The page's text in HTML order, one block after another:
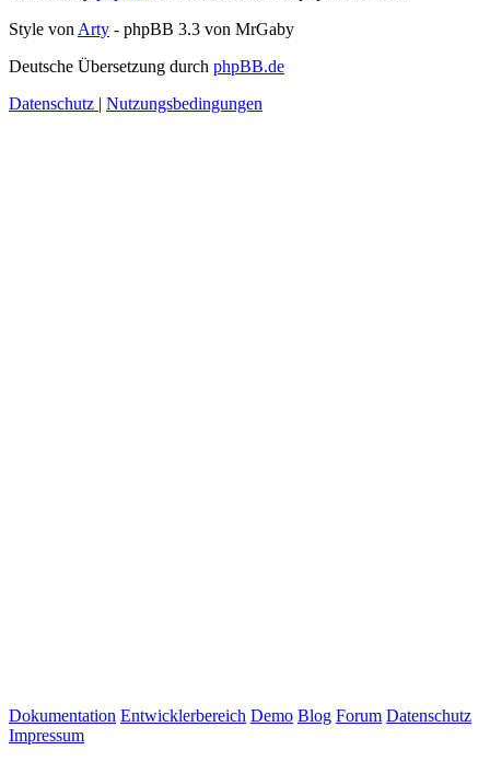
Style von Arty - phpBB 3.3 von MrGaby
Deutsche Übersetzung durch phpBB.de
Datenschutz | Nutzungsbedingungen
Dokumentation Entwicklerbereich Demo Blog Forum Datenschutz
Impressum